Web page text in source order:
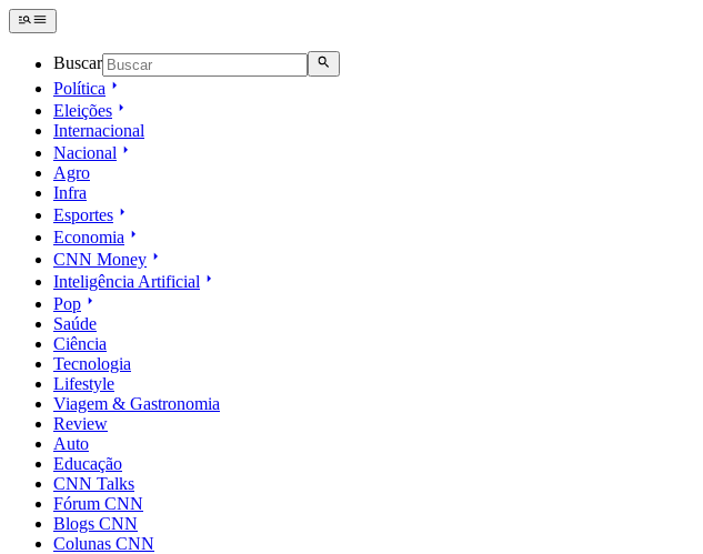
Buscar
Política
Eleições
Internacional
Nacional
Agro
Infra
Esportes
Economia
CNN Money
Inteligência Artificial
Pop
Saúde
Ciência
Tecnologia
Lifestyle
Viagem & Gastronomia
Review
Auto
Educação
CNN Talks
Fórum CNN
Blogs CNN
Colunas CNN